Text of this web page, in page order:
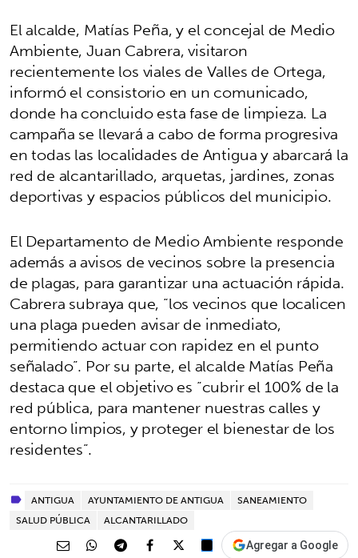
El alcalde, Matías Peña, y el concejal de Medio
Ambiente, Juan Cabrera, visitaron
recientemente los viales de Valles de Ortega,
informó el consistorio en un comunicado,
donde ha concluido esta fase de limpieza. La
campaña se llevará a cabo de forma progresiva
en todas las localidades de Antigua y abarcará la
red de alcantarillado, arquetas, jardines, zonas
deportivas y espacios públicos del municipio.
El Departamento de Medio Ambiente responde
además a avisos de vecinos sobre la presencia
de plagas, para garantizar una actuación rápida.
Cabrera subraya que, “los vecinos que localicen
una plaga pueden avisar de inmediato,
permitiendo actuar con rapidez en el punto
señalado”. Por su parte, el alcalde Matías Peña
destaca que el objetivo es “cubrir el 100% de la
red pública, para mantener nuestras calles y
entorno limpios, y proteger el bienestar de los
residentes”.
ANTIGUA AYUNTAMIENTO DE ANTIGUA
SANEAMIENTO
SALUD PÚBLICA
ALCANTARILLADO
Agregar a Google